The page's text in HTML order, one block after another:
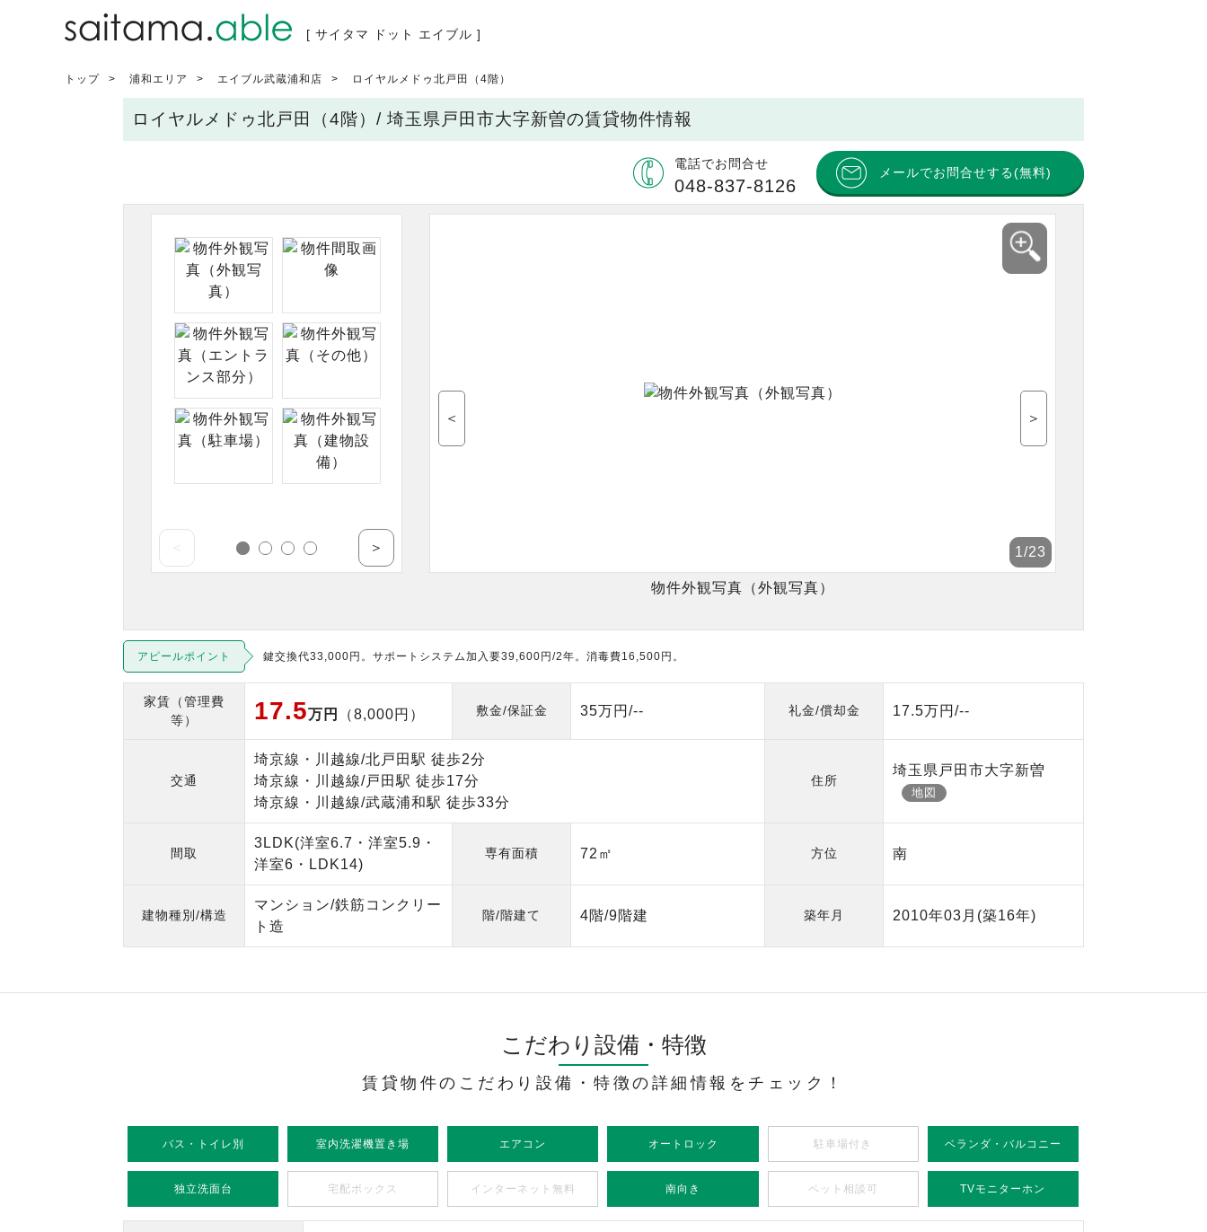
[ サイタマ ドット エイブル ]
トップ 浦和エリア エイブル武蔵浦和店 ロイヤルメドゥ北戸田（4階）
ロイヤルメドゥ北戸田（4階）/ 埼玉県戸田市大字新曽の賃貸物件情報
電話でお問合せ
048-837-8126
メールでお問合せする(無料)
＜ ＞
物件外観写真（外観写真）
1/23
＜ ＞
アピールポイント 鍵交換代33,000円。サポートシステム加入要39,600円/2年。消毒費16,500円。
家賃（管理費
等）
17.5万円 （8,000円） 敷金/保証金 35万円/-- 礼金/償却金 17.5万円/--
交通
埼京線・川越線/北戸田駅 徒歩2分
埼京線・川越線/戸田駅 徒歩17分
埼京線・川越線/武蔵浦和駅 徒歩33分
住所
埼玉県戸田市大字新曽
地図
間取
3LDK(洋室6.7・洋室5.9・
洋室6・LDK14)
専有面積 72㎡ 方位 南
建物種別/構造
マンション/鉄筋コンクリー
ト造
階/階建て 4階/9階建 築年月 2010年03月 (築16年)
こだわり設備・特徴
賃貸物件のこだわり設備・特徴の詳細情報をチェック！
バス・トイレ別 室内洗濯機置き場 エアコン オートロック 駐車場付き ベランダ・バルコニー
独立洗面台 宅配ボックス インターネット無料 南向き ペット相談可 TVモニターホン